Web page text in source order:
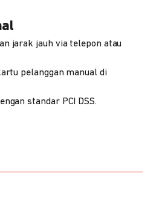
jarak jauh via telepon atau
pelanggan manual di
standar PCI DSS.